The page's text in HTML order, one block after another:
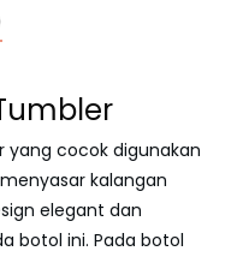
yang cocok digunakan
kalangan
elegant dan
botol ini. Pada botol